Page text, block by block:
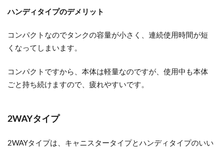
ハンディタイプのデメリット
コンパクトなのでタンクの容量が小さく、連続使用時間が短
くなってしまいます。
コンパクトですから、本体は軽量なのですが、使用中も本体
ごと持ち続けますので、疲れやすいです。
2WAYタイプ
2WAYタイプは、キャニスタータイプとハンディタイプのいい